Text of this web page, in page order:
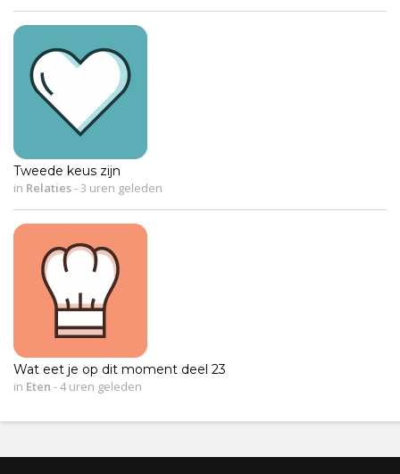
Tweede keus zijn
in Relaties- 3 uren geleden
Wat eet je op dit moment deel 23
in Eten -4 uren geleden